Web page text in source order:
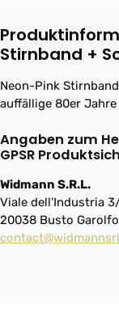
Stirnband +
Neon-Pink
auffällige 80er Jahre
Angaben zum
GPSR
Widmann S.R.L.
Viale dell'Industria
20038 Busto